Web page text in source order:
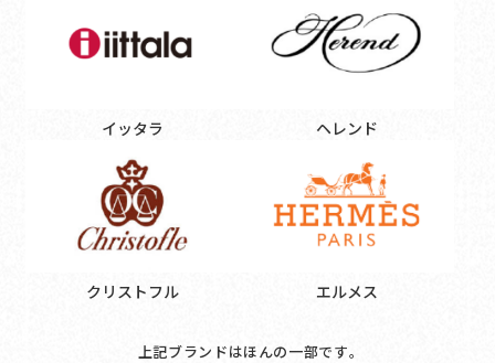
イッタラ ヘレンド
クリストフル エルメス
上記ブランドはほんの一部です｡